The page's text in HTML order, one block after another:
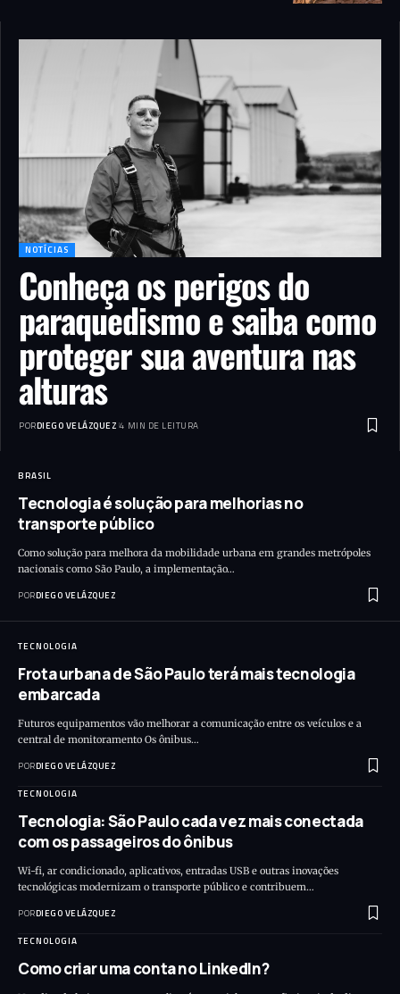
NOTÍCIAS
Conheça os perigos do
paraquedismo e saiba como
proteger sua aventura nas
alturas
PORDIEGO VELÁZQUEZ 4 MIN DE LEITURA
BRASIL
Tecnologia é solução para melhorias no
transporte público
Como solução para melhora da mobilidade urbana em grandes metrópoles
nacionais como São Paulo, a implementação…
PORDIEGO VELÁZQUEZ
TECNOLOGIA
Frota urbana de São Paulo terá mais tecnologia
embarcada
Futuros equipamentos vão melhorar a comunicação entre os veículos e a
central de monitoramento Os ônibus…
PORDIEGO VELÁZQUEZ
TECNOLOGIA
Tecnologia: São Paulo cada vez mais conectada
com os passageiros do ônibus
Wi-fi, ar condicionado, aplicativos, entradas USB e outras inovações
tecnológicas modernizam o transporte público e contribuem…
PORDIEGO VELÁZQUEZ
TECNOLOGIA
Como criar uma conta no LinkedIn?